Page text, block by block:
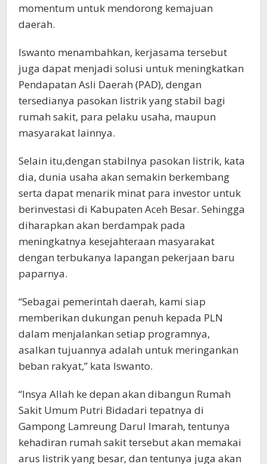
momentum untuk mendorong kemajuan
daerah.
Iswanto menambahkan, kerjasama tersebut
juga dapat menjadi solusi untuk meningkatkan
Pendapatan Asli Daerah (PAD), dengan
tersedianya pasokan listrik yang stabil bagi
rumah sakit, para pelaku usaha, maupun
masyarakat lainnya.
Selain itu,dengan stabilnya pasokan listrik, kata
dia, dunia usaha akan semakin berkembang
serta dapat menarik minat para investor untuk
berinvestasi di Kabupaten Aceh Besar. Sehingga
diharapkan akan berdampak pada
meningkatnya kesejahteraan masyarakat
dengan terbukanya lapangan pekerjaan baru
paparnya.
“Sebagai pemerintah daerah, kami siap
memberikan dukungan penuh kepada PLN
dalam menjalankan setiap programnya,
asalkan tujuannya adalah untuk meringankan
beban rakyat,” kata Iswanto.
“Insya Allah ke depan akan dibangun Rumah
Sakit Umum Putri Bidadari tepatnya di
Gampong Lamreung Darul Imarah, tentunya
kehadiran rumah sakit tersebut akan memakai
arus listrik yang besar, dan tentunya juga akan